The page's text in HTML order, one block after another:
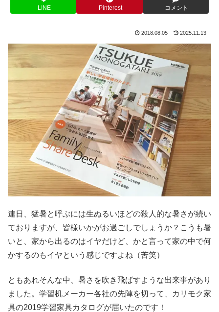
LINE Pinterest コメント
2018.08.05 2025.11.13
連日、猛暑と呼ぶには生ぬるいほどの殺人的な暑さが続い
ておりますが、皆様いかがお過ごしでしょうか？こうも暑
いと、家から出るのはイヤだけど、かと言って家の中で何
かするのもイヤという感じですよね（苦笑）
ともあれそんな中、暑さを吹き飛ばすような出来事があり
ました。学習机メーカー各社の先陣を切って、カリモク家
具の2019学習家具カタログが届いたのです！